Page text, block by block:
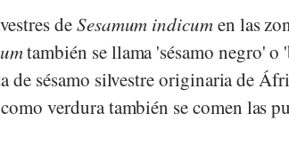
deSesamum indicumen las
también se llama 'sésamo negro' o
de sésamo silvestre originaria de
verdura también se comen las